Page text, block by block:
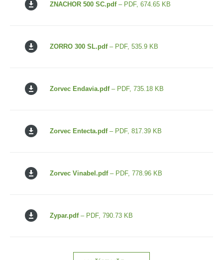
ZNACHOR 500 SC.pdf– PDF, 674.65 KB
ZORRO 300 SL.pdf– PDF, 535.9 KB
Zorvec Endavia.pdf– PDF, 735.18 KB
Zorvec Entecta.pdf– PDF, 817.39 KB
Zorvec Vinabel.pdf– PDF, 778.96 KB
Zypar.pdf– PDF, 790.73 KB